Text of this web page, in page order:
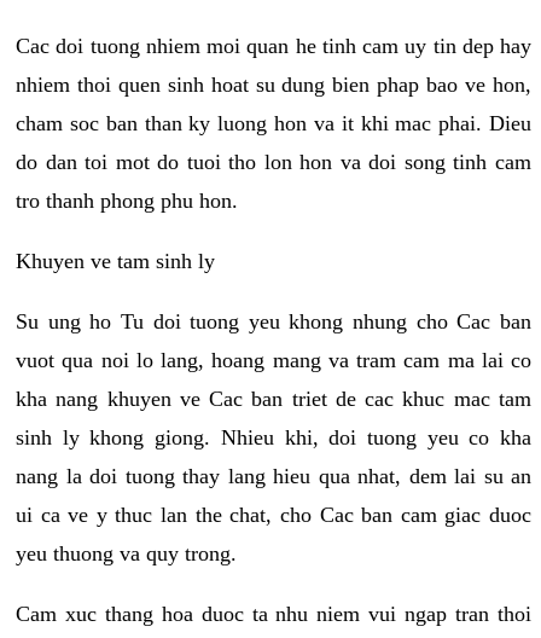
Cac doi tuong nhiem moi quan he tinh cam uy tin dep hay
nhiem thoi quen sinh hoat su dung bien phap bao ve hon,
cham soc ban than ky luong hon va it khi mac phai. Dieu
do dan toi mot do tuoi tho lon hon va doi song tinh cam
tro thanh phong phu hon.
Khuyen ve tam sinh ly
Su ung ho Tu doi tuong yeu khong nhung cho Cac ban
vuot qua noi lo lang, hoang mang va tram cam ma lai co
kha nang khuyen ve Cac ban triet de cac khuc mac tam
sinh ly khong giong. Nhieu khi, doi tuong yeu co kha
nang la doi tuong thay lang hieu qua nhat, dem lai su an
ui ca ve y thuc lan the chat, cho Cac ban cam giac duoc
yeu thuong va quy trong.
Cam xuc thang hoa duoc ta nhu niem vui ngap tran thoi